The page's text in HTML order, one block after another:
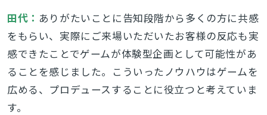
田代： ありがたいことに告知段階から多くの方に共感
をもらい、実際にご来場いただいたお客様の反応も実
感できたことでゲームが体験型企画として可能性があ
ることを感じました。こういったノウハウはゲームを
広める、プロデュースすることに役立つと考えていま
す。